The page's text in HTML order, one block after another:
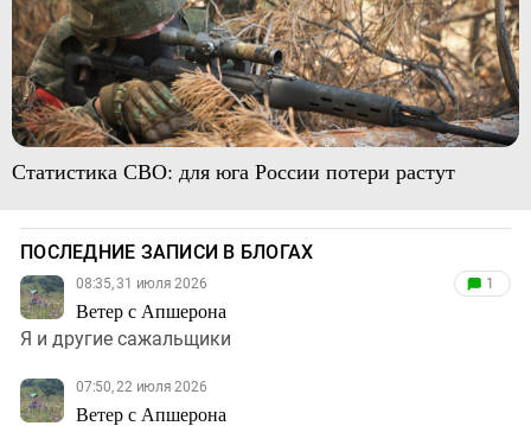
Статистика СВО: для юга России потери растут
ПОСЛЕДНИЕ ЗАПИСИ В БЛОГАХ
08:35, 31 июля 2026
Ветер с Апшерона
1
Я и другие сажальщики
07:50, 22 июля 2026
Ветер с Апшерона